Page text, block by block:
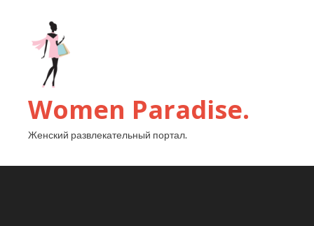
Women Paradise.
Женский развлекательный портал.